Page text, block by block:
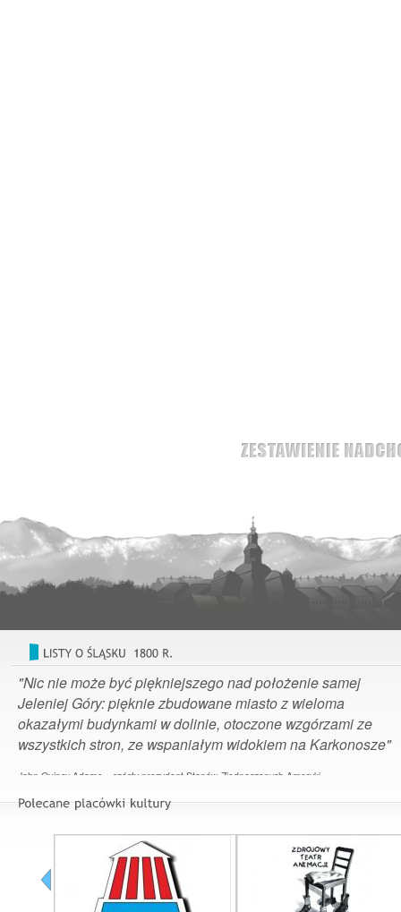
"Nic nie może być piękniejszego nad położenie samej
Jeleniej Góry: pięknie zbudowane miasto z wieloma
okazałymi budynkami w dolinie, otoczone wzgórzami ze
wszystkich stron, ze wspaniałym widokiem na Karkonosze"
John Quincy Adams – szósty prezydent Stanów Zjednoczonych Ameryki